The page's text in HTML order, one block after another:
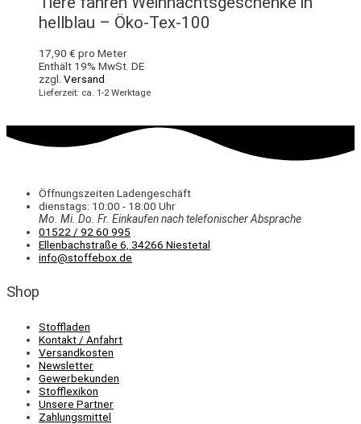
hellblau – Öko-Tex-100
17,90 € pro Meter
Enthält 19% MwSt. DE
zzgl. Versand
Lieferzeit: ca. 1-2 Werktage
Öffnungszeiten Ladengeschäft
dienstags: 10:00 - 18:00 Uhr
Mo. Mi. Do. Fr. Einkaufennach telefonischer Absprache
01522 / 92 60 995
Ellenbachstraße 6, 34266 Niestetal
info@stoffebox.de
Shop
Stoffladen
Kontakt / Anfahrt
Versandkosten
Newsletter
Gewerbekunden
Stofflexikon
Unsere Partner
Zahlungsmittel